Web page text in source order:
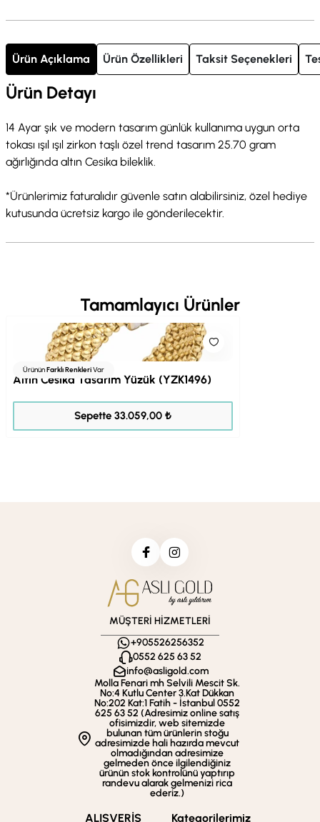
Ürün Açıklama Ürün Özellikleri Taksit Seçenekleri
Ürün Detayı
14 Ayar şık ve modern tasarım günlük kullanıma uygun orta
tokası ışıl ışıl zirkon taşlı özel trend tasarım 25.70 gram
ağırlığında altın Cesika bileklik.
*Ürünlerimiz faturalıdır güvenle satın alabilirsiniz, özel hediye
kutusunda ücretsiz kargo ile gönderilecektir.
Tamamlayıcı Ürünler
ÜrününFarklı RenkleriVar
Altın Cesika Tasarım Yüzük (YZK1496)
Sepette 33.059,00 ₺
MÜŞTERİ HİZMETLERİ
+905526256352
0552 625 63 52
info@asligold.com
Molla Fenari mh Selvili Mescit Sk.
No:4 Kutlu Center 3.Kat Dükkan
No:202 Kat:1 Fatih - İstanbul 0552
625 63 52 (Adresimiz online satış
ofisimizdir, web sitemizde
bulunan tüm ürünlerin stoğu
adresimizde hali hazırda mevcut
olmadığından adresimize
gelmeden önce ilgilendiğiniz
ürünün stok kontrolünü yaptırıp
randevu alarak gelmenizi rica
ederiz.)
ALIŞVERİŞ Kategorilerimiz